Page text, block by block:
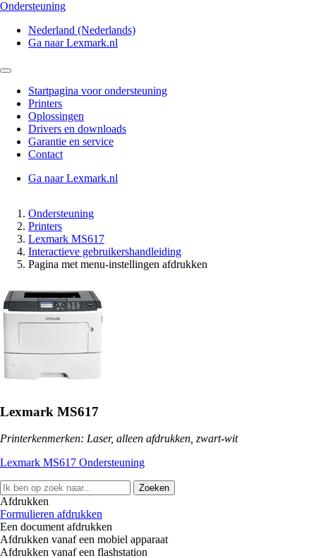
Ondersteuning
Nederland (Nederlands)
Ga naar Lexmark.nl
Startpagina voor ondersteuning
Printers
Oplossingen
Drivers en downloads
Garantie en service
Contact
Ga naar Lexmark.nl
Ondersteuning
Printers
Lexmark MS617
Interactieve gebruikershandleiding
Pagina met menu-instellingen afdrukken
Lexmark MS617
Printerkenmerken: Laser, alleen afdrukken, zwart-wit
Lexmark MS617 Ondersteuning
Zoeken
Afdrukken
Formulieren afdrukken
Een document afdrukken
Afdrukken vanaf een mobiel apparaat
Afdrukken vanaf een flashstation